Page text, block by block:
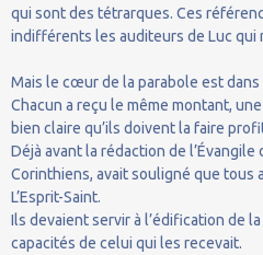
qui sont des tétrarques. Ces
indifférents les auditeurs de Luc qui
Mais le cœur de la parabole est
Chacun a reçu le même montant,
bien claire qu’ils doivent la faire
Déjà avant la rédaction de l’Évangile
Corinthiens, avait souligné que tous
L’Esprit-Saint.
Ils devaient servir à l’édification de
capacités de celui qui les recevait.